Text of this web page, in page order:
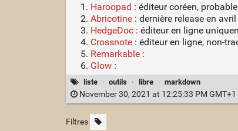
Haroopad : éditeur coréen,
Abricotine: dernière release en
HedgeDoc: éditeur en ligne
Crossnote: éditeur en ligne, non-
Remarkable:
Glow:
liste · outils · libre · markdown
November 30, 2021 at 12:25:33 PM GMT+1
Filtres